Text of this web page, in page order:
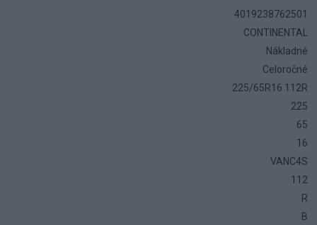
4019238762501
CONTINENTAL
Nákladné
Celoročné
225/65R16 112R
225
65
16
VANC4S
112
R
B